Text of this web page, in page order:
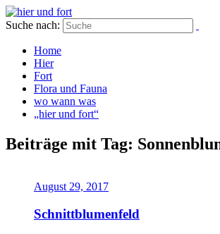
Suche nach:
Home
Hier
Fort
Flora und Fauna
wo wann was
„hier und fort“
Beiträge mit Tag:
August 29, 2017
Schnittblumenfeld